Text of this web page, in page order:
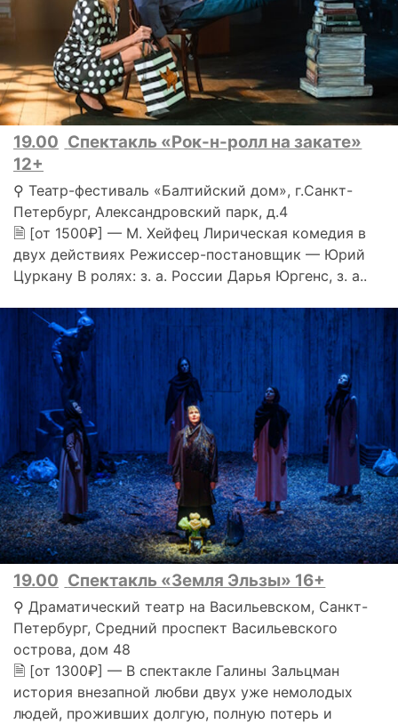
19.00 Спектакль «Рок-н-ролл на закате»
12+
⚲ Театр-фестиваль «Балтийский дом», г.Санкт-
Петербург, Александровский парк, д.4
🗎 [от 1500₽] — М. Хейфец Лирическая комедия в
двух действиях Режиссер-постановщик — Юрий
Цуркану В ролях: з. а. России Дарья Юргенс, з. а..
19.00 Спектакль «Земля Эльзы» 16+
⚲ Драматический театр на Васильевском, Санкт-
Петербург, Средний проспект Васильевского
острова, дом 48
🗎 [от 1300₽] — В спектакле Галины Зальцман
история внезапной любви двух уже немолодых
людей, проживших долгую, полную потерь и